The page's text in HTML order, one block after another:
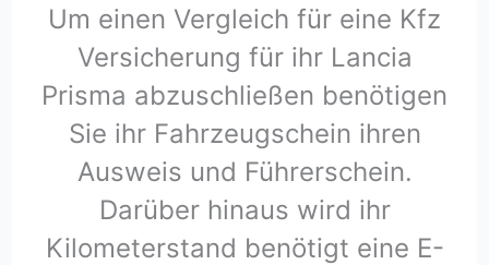
Um einen Vergleich für eine Kfz
Versicherung für ihr Lancia
Prisma abzuschließen benötigen
Sie ihr Fahrzeugschein ihren
Ausweis und Führerschein.
Darüber hinaus wird ihr
Kilometerstand benötigt eine E-